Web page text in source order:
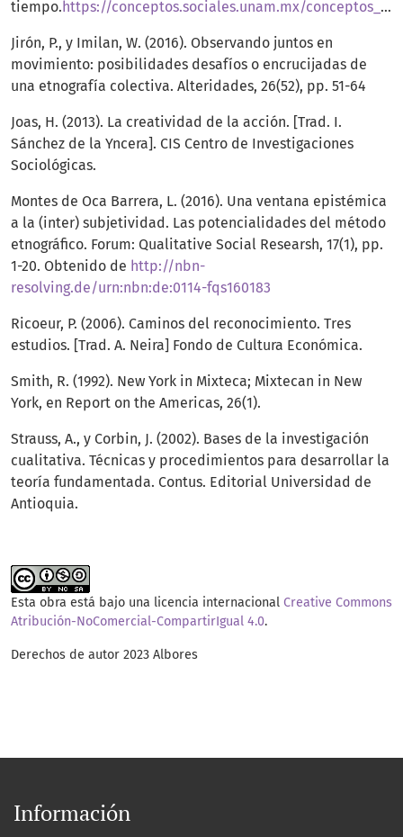
tiempo. https://conceptos.sociales.unam.mx/conceptos_final/625trabajo.pdf
Jirón, P., y Imilan, W. (2016). Observando juntos en
movimiento: posibilidades desafíos o encrucijadas de
una etnografía colectiva. Alteridades, 26(52), pp. 51-64
Joas, H. (2013). La creatividad de la acción. [Trad. I.
Sánchez de la Yncera]. CIS Centro de Investigaciones
Sociológicas.
Montes de Oca Barrera, L. (2016). Una ventana epistémica
a la (inter) subjetividad. Las potencialidades del método
etnográfico. Forum: Qualitative Social Researsh, 17(1), pp.
1-20. Obtenido de http://nbn-
resolving.de/urn:nbn:de:0114-fqs160183
Ricoeur, P. (2006). Caminos del reconocimiento. Tres
estudios. [Trad. A. Neira] Fondo de Cultura Económica.
Smith, R. (1992). New York in Mixteca; Mixtecan in New
York, en Report on the Americas, 26(1).
Strauss, A., y Corbin, J. (2002). Bases de la investigación
cualitativa. Técnicas y procedimientos para desarrollar la
teoría fundamentada. Contus. Editorial Universidad de
Antioquia.
Esta obra está bajo una licencia internacional Creative Commons
Atribución-NoComercial-CompartirIgual 4.0.
Derechos de autor 2023 Albores
Información